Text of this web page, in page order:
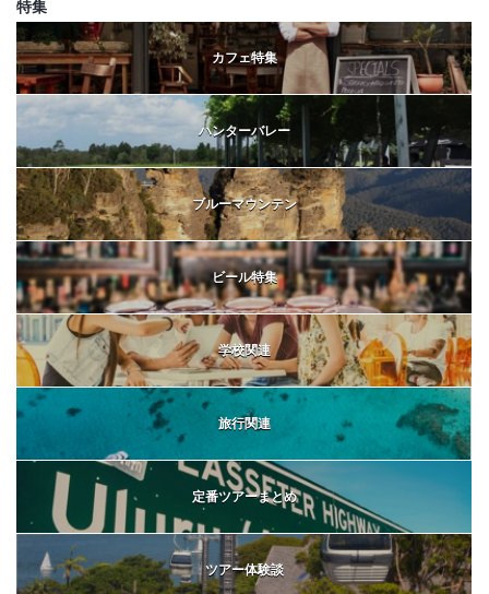
特集
カフェ特集
ハンターバレー
ブルーマウンテン
ビール特集
学校関連
旅行関連
定番ツアーまとめ
ツアー体験談